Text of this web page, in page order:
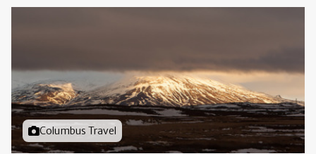
Foto door
Columbus Travel